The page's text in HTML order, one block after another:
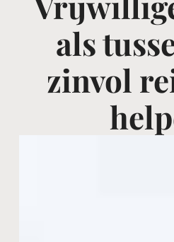
als
zinvol